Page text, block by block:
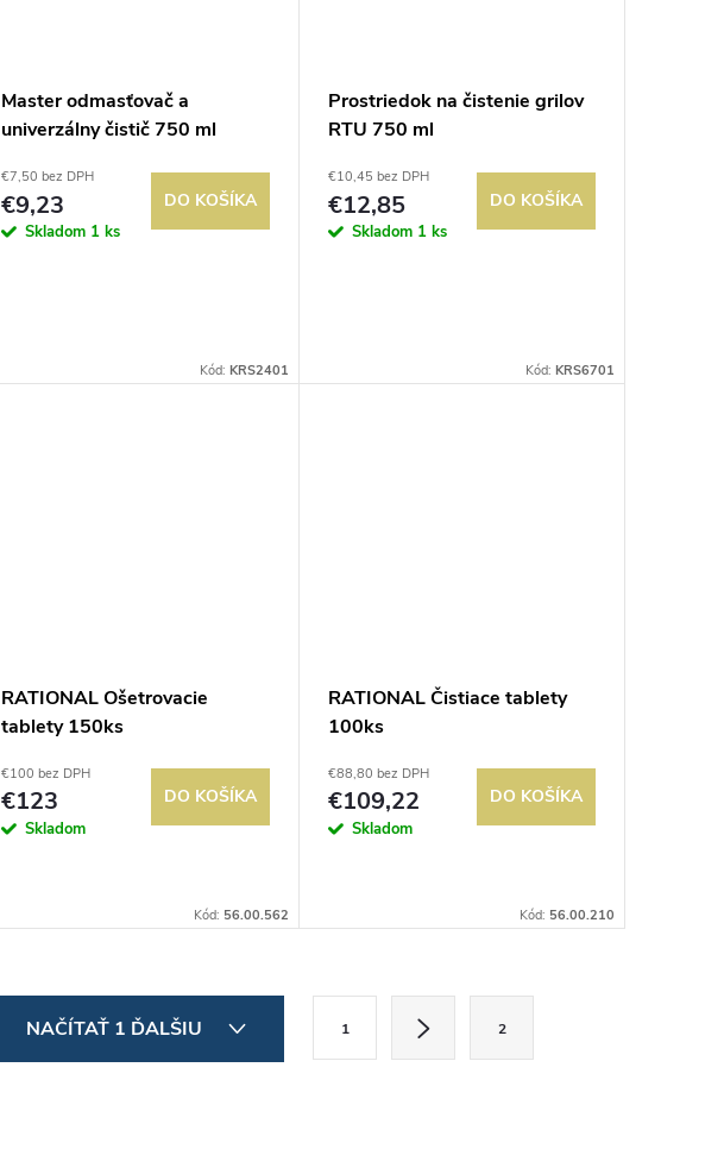
Master odmasťovač a
univerzálny čistič 750 ml
€7,50 bez DPH
€9,23
Skladom 1 ks
DO KOŠÍKA
Kód: KRS2401
Prostriedok na čistenie grilov
RTU 750 ml
€10,45 bez DPH
€12,85
Skladom 1 ks
DO KOŠÍKA
Kód: KRS6701
RATIONAL Ošetrovacie
tablety 150ks
€100 bez DPH
€123
Skladom
DO KOŠÍKA
Kód: 56.00.562
RATIONAL Čistiace tablety
100ks
€88,80 bez DPH
€109,22
Skladom
DO KOŠÍKA
Kód: 56.00.210
NAČÍTAŤ 1 ĎALŠIU 1 2